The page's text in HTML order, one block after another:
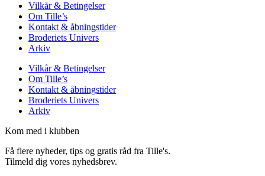
Vilkår & Betingelser
Om Tille’s
Kontakt & åbningstider
Broderiets Univers
Arkiv
Vilkår & Betingelser
Om Tille’s
Kontakt & åbningstider
Broderiets Univers
Arkiv
Kom med i klubben
Få flere nyheder, tips og gratis råd fra Tille's.
Tilmeld dig vores nyhedsbrev.